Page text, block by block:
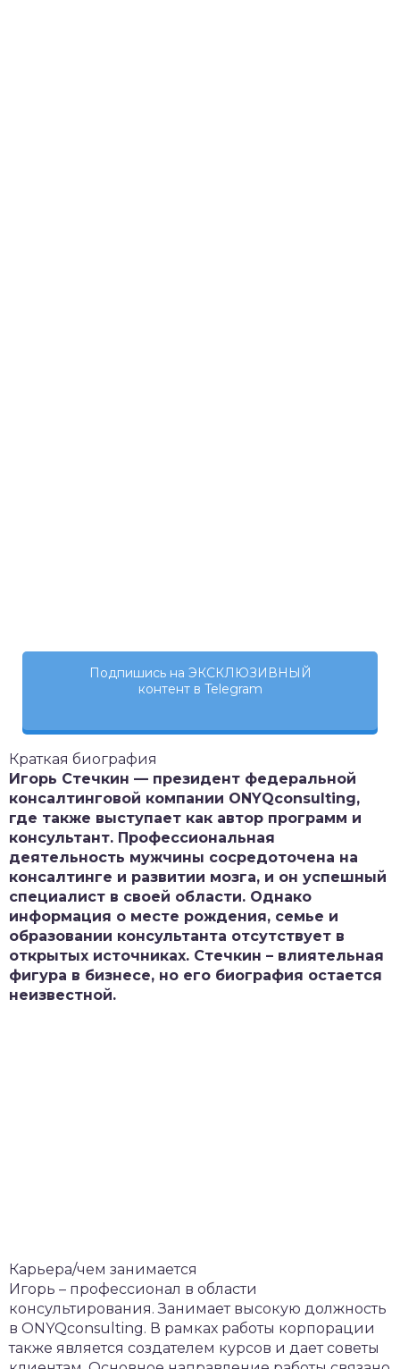
Подпишись на ЭКСКЛЮЗИВНЫЙ
контент в Telegram
Краткая биография
Игорь Стечкин — президент федеральной
консалтинговой компании ONYQconsulting,
где также выступает как автор программ и
консультант. Профессиональная
деятельность мужчины сосредоточена на
консалтинге и развитии мозга, и он успешный
специалист в своей области. Однако
информация о месте рождения, семье и
образовании консультанта отсутствует в
открытых источниках. Стечкин – влиятельная
фигура в бизнесе, но его биография остается
неизвестной.
Карьера/чем занимается
Игорь – профессионал в области
консультирования. Занимает высокую должность
в ONYQconsulting. В рамках работы корпорации
также является создателем курсов и дает советы